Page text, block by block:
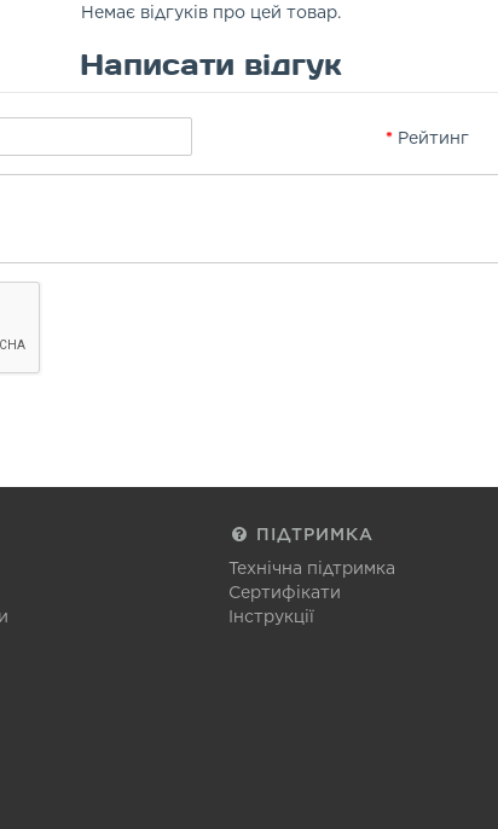
Немає відгуків про цей товар.
Написати відгук
Рейтинг
ПІДТРИМКА
Технічна підтримка
Сертифікати
Інструкції